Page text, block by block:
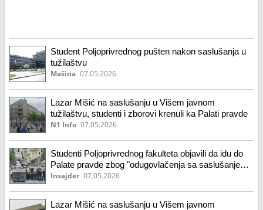
Student Poljoprivrednog pušten nakon saslušanja u
tužilaštvu
Mašina 07.05.2026
Lazar Mišić na saslušanju u Višem javnom
tužilaštvu, studenti i zborovi krenuli ka Palati pravde
N1 Info 07.05.2026
Studenti Poljoprivrednog fakulteta objavili da idu do
Palate pravde zbog "odugovlačenja sa saslušanjem"
Lazara Mišića
Insajder 07.05.2026
Lazar Mišić na saslušanju u Višem javnom